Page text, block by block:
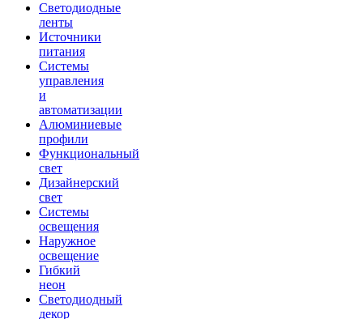
Светодиодные
ленты
Источники
питания
Системы
управления
и
автоматизации
Алюминиевые
профили
Функциональный
свет
Дизайнерский
свет
Системы
освещения
Наружное
освещение
Гибкий
неон
Светодиодный
декор